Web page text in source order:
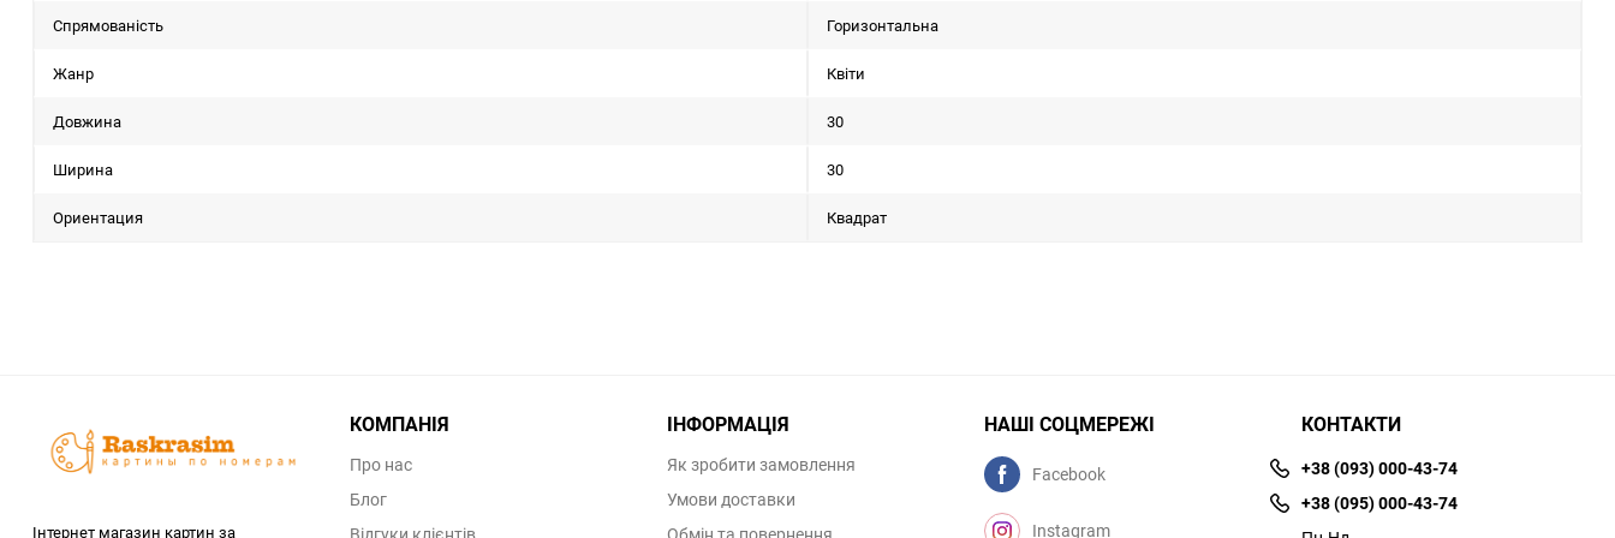
Спрямованість Горизонтальна
Жанр Квіти
Довжина 30
Ширина 30
Ориентация Квадрат
Інтернет магазин картин за
КОМПАНІЯ
Про нас
Блог
ІНФОРМАЦІЯ
Як зробити замовлення
Умови доставки
НАШІ СОЦМЕРЕЖІ
Facebook
Instagram
КОНТАКТИ
+38 (093) 000-43-74
+38 (095) 000-43-74